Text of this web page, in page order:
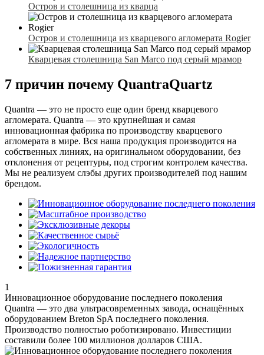
Остров и столешница из кварца
Остров и столешница из кварцевого агломерата Rogier
Кварцевая столешница San Marco под серый мрамор
7 причин почему QuantraQuartz
Quantra — это не просто еще один бренд кварцевого
агломерата. Quantra — это крупнейшая и самая
инновационная фабрика по производству кварцевого
агломерата в мире. Вся наша продукция производится на
собственных линиях, на оригинальном оборудовании, без
отклонения от рецептуры, под строгим контролем качества.
Мы не реализуем слэбы других производителей под нашим
брендом.
1
Инновационное оборудование последнего поколения
Quantra — это два ультрасовременных завода, оснащённых
оборудованием Breton SpA последнего поколения.
Производство полностью роботизировано. Инвестиции
составили более 100 миллионов долларов США.